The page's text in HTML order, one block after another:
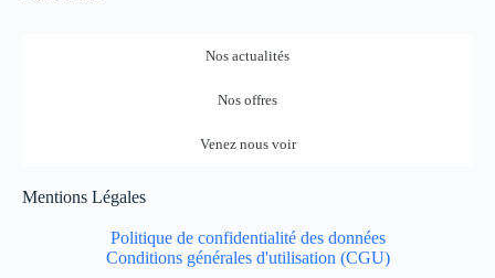
Nos actualités
Nos offres
Venez nous voir
Mentions Légales
Politique de confidentialité des données
Conditions générales d'utilisation (CGU)